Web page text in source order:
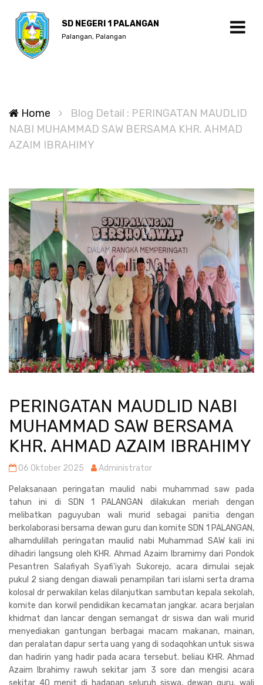
SD NEGERI 1 PALANGAN
Palangan, Palangan
Home
Blog Detail : PERINGATAN MAUDLID
NABI MUHAMMAD SAW BERSAMA KHR. AHMAD
AZAIM IBRAHIMY
PERINGATAN MAUDLID NABI
MUHAMMAD SAW BERSAMA
KHR. AHMAD AZAIM IBRAHIMY
06 Oktober 2025 Administrator
Pelaksanaan peringatan maulid nabi muhammad saw pada
tahun ini di SDN 1 PALANGAN dilakukan meriah dengan
melibatkan paguyuban wali murid sebagai panitia dengan
berkolaborasi bersama dewan guru dan komite SDN 1 PALANGAN,
alhamdulillah peringatan maulid nabi Muhammad SAW kali ini
dihadiri langsung oleh KHR. Ahmad Azaim Ibramimy dari Pondok
Pesantren Salafiyah Syafi'iyah Sukorejo, acara dimulai sejak
pukul 2 siang dengan diawali penampilan tari islami serta drama
kolosal dr perwakilan kelas dilanjutkan sambutan kepala sekolah,
komite dan korwil pendidikan kecamatan jangkar. acara berjalan
khidmat dan lancar dengan semangat dr siswa dan wali murid
menyediakan gantungan berbagai macam makanan, mainan,
dan peralatan dapur serta uang yang di sodaqohkan untuk siswa
dan hadirin yang hadir pada acara tersebut. beliau KHR. Ahmad
Azaim Ibrahimy rawuh sekitar jam 3 sore dan mengisi acara
sekitar 40 menit di hadapan seluruh siswa, dewan guru, wali